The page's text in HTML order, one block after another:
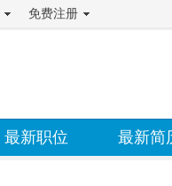
免费注册
最新职位 最新简